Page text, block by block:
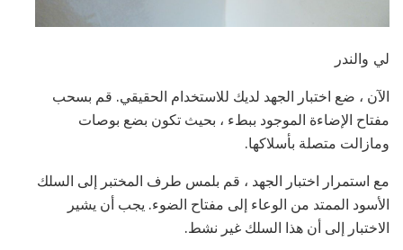
لي والندر
الآن ، ضع اختبار الجهد لديك للاستخدام الحقيقي. قم بسحب
مفتاح الإضاءة الموجود ببطء ، بحيث تكون بضع بوصات
ومازالت متصلة بأسلاكها.
مع استمرار اختبار الجهد ، قم بلمس طرف المختبر إلى السلك
الأسود الممتد من الوعاء إلى مفتاح الضوء. يجب أن يشير
الاختبار إلى أن هذا السلك غير نشط.